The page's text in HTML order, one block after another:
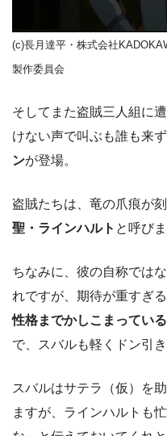
(c)長月達平・株式会社
製作委員会
そしてまた盗賊三人組に
けない声で叫ぶも誰も来
ンが登場。
盗賊たちは、竜の爪痕が
聖・ラインハルト と呼びま
ちなみに、彼の自称では
れですが、期待が重すぎる
性格までかしこまってい
で、スバルも軽くドン引き
スバルはサテラ（仮）を
ますが、ラインハルトも